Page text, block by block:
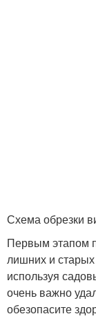
Схема обрезки
Первым этапом
лишних и
используя
очень важно
обезопасите